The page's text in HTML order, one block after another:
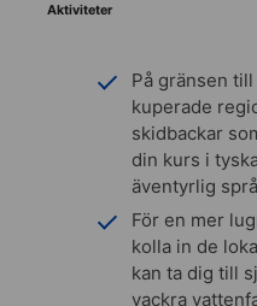
Aktiviteter
På gränsen
kuperade
skidbackar
din kurs i
äventyrlig
För en mer
kolla in de
kan ta dig till
vackra